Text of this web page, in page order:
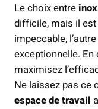
Le choix entre
difficile, mais il est
impeccable,
exceptionnelle.
maximisez
Ne laissez pas ce
espace de travail